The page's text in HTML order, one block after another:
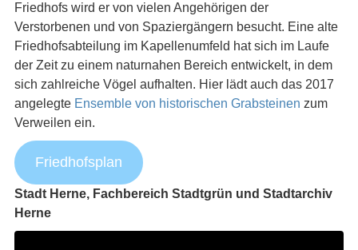
Friedhofs wird er von vielen Angehörigen der
Verstorbenen und von Spaziergängern besucht. Eine alte
Friedhofsabteilung im Kapellenumfeld hat sich im Laufe
der Zeit zu einem naturnahen Bereich entwickelt, in dem
sich zahlreiche Vögel aufhalten. Hier lädt auch das 2017
angelegte Ensemble von historischen Grabsteinen zum
Verweilen ein.
Friedhofsplan
Stadt Herne, Fachbereich Stadtgrün und Stadtarchiv
Herne